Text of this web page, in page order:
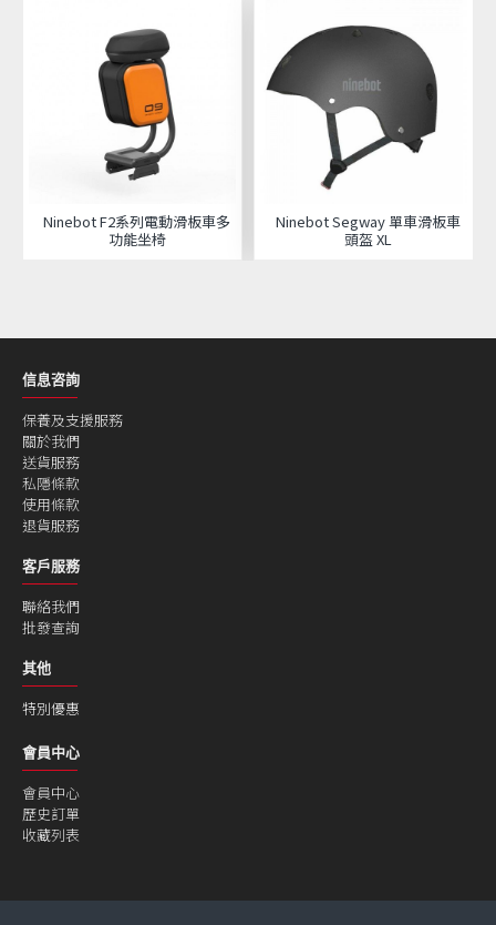
Ninebot F2系列電動滑板車多
功能坐椅
Ninebot Segway 單車滑板車
頭盔 XL
信息咨詢
保養及支援服務
關於我們
送貨服務
私隱條款
使用條款
退貨服務
客戶服務
聯絡我們
批發查詢
其他
特別優惠
會員中心
會員中心
歷史訂單
收藏列表